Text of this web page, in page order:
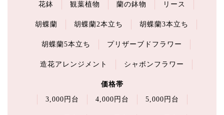
花鉢 観葉植物 蘭の鉢物 リース
胡蝶蘭 胡蝶蘭2本立ち 胡蝶蘭3本立ち
胡蝶蘭5本立ち プリザーブドフラワー
造花アレンジメント シャボンフラワー
価格帯
3,000円台
4,000円台 5,000円台